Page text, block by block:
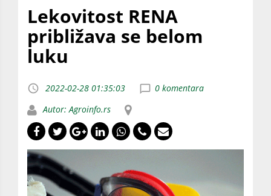
Lekovitost RENA
približava se belom
luku
2022-02-28 01:35:03
0 komentara
Autor: Agroinfo.rs